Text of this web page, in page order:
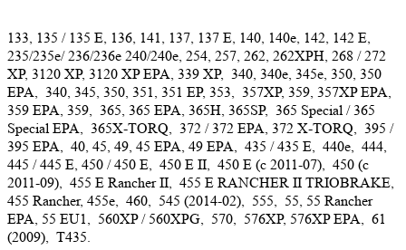
133, 135 / 135 E, 136, 141, 137, 137 E, 140, 140e, 142, 142 E,
235/235e/ 236/236e 240/240e, 254, 257, 262, 262XPH, 268 / 272
XP, 3120 XP, 3120 XP EPA, 339 XP, 340, 340e, 345e, 350, 350
EPA, 340, 345, 350, 351, 351 EP, 353, 357XP, 359, 357XP EPA,
359 EPA, 359, 365, 365 EPA, 365H, 365SP, 365 Special / 365
Special EPA, 365X-TORQ, 372 / 372 EPA, 372 X-TORQ, 395 /
395 EPA, 40, 45, 49, 45 EPA, 49 EPA, 435 / 435 E, 440e, 444,
445 / 445 E, 450 / 450 E, 450 E II, 450 E (с 2011-07), 450 (с
2011-09), 455 E Rancher II, 455 E RANCHER II TRIOBRAKE,
455 Rancher, 455e, 460, 545 (2014-02), 555, 55, 55 Rancher
EPA, 55 EU1, 560XP / 560XPG, 570, 576XP, 576XP EPA, 61
(2009), T435.